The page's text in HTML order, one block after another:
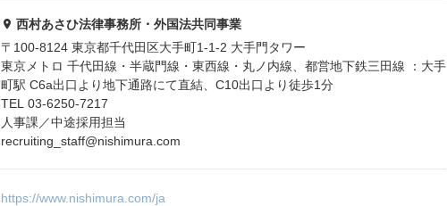
西村あさひ法律事務所・外国法共同事業
〒100-8124 東京都千代田区大手町1-1-2 大手門タワー
東京メトロ 千代田線・半蔵門線・東西線・丸ノ内線、都営地下鉄三田線 ：大手
町駅 C6a出口より地下通路にて直結、C10出口より徒歩1分
TEL 03-6250-7217
人事課／中途採用担当
recruiting_staff@nishimura.com
https://www.nishimura.com/ja